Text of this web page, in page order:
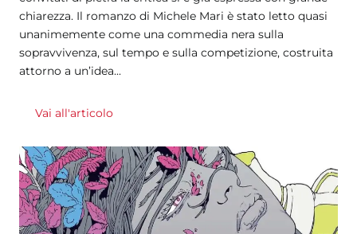
chiarezza. Il romanzo di Michele Mari è stato letto quasi
unanimemente come una commedia nera sulla
sopravvivenza, sul tempo e sulla competizione, costruita
attorno a un’idea...
Vai all'articolo